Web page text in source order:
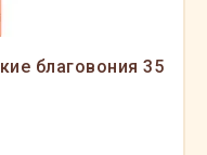
благовония 35